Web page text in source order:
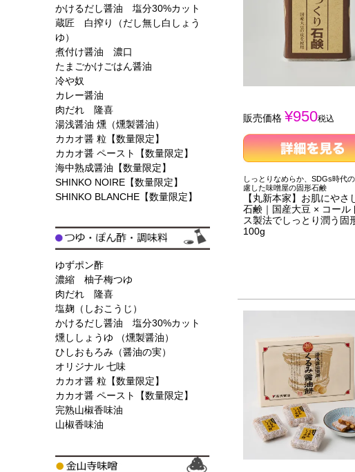
かけるだし醤油 塩分30%カット
蔵匠 白搾り（だし無し白しょう
ゆ）
煮付け醤油 濃口
たまごかけごはん醤油
冷や奴
カレー醤油
肉だれ 隆喜
湯浅醤油 燻（燻製醤油）
カカオ醤 粒【数量限定】
カカオ醤 ペースト【数量限定】
海中熟成醤油【数量限定】
SHINKO NOIRE【数量限定】
SHINKO BLANCHE【数量限定】
ゆずポン酢
濃縮 柚子梅つゆ
肉だれ 隆喜
塩麹（しおこうじ）
かけるだし醤油 塩分30%カット
燻ししょうゆ （燻製醤油）
ひしおもろみ（醤油の実）
オリジナル 七味
カカオ醤 粒【数量限定】
カカオ醤 ペースト【数量限定】
完熟山椒香味油
山椒香味油
販売価格 ¥950税込
しっとりなめらか、SDGs時代
慮した味噌屋の固形石鹸
【丸新本家】お肌にやさ
石鹸｜国産大豆 × コール
ス製法でしっとり潤う固
100g